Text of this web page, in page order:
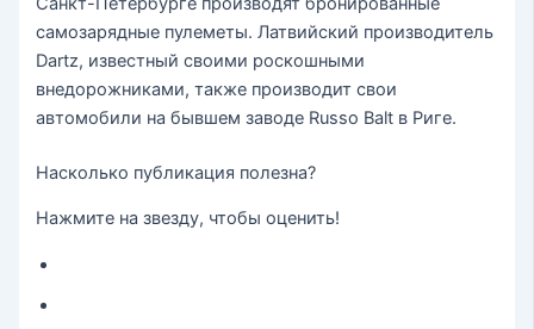
самозарядные пулеметы. Латвийский производитель
Dartz, известный своими роскошными
внедорожниками, также производит свои
автомобили на бывшем заводе Russo Balt в Риге.
Насколько публикация полезна?
Нажмите на звезду, чтобы оценить!